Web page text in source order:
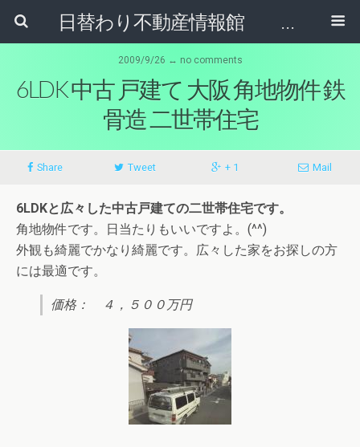
日替わり不動産情報館 リア･ライブログ
2009/9/26 ↔ no comments
6LDK 中古 戸建て 大阪 角地物件 鉄
骨造 二世帯住宅
Share Tweet + 1 Mail
6LDKと広々した中古戸建ての二世帯住宅です。
角地物件です。日当たりもいいですよ。(^^)
外観も綺麗でかなり綺麗です。広々した家をお探しの方
には最適です。
価格： ４，５００万円